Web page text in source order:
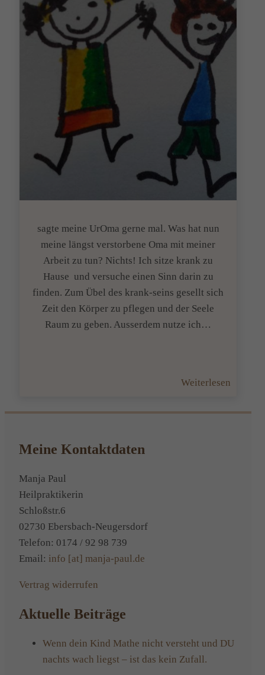
sagte meine UrOma gerne mal. Was hat nun
meine längst verstorbene Oma mit meiner
Arbeit zu tun? Nichts! Ich sitze krank zu
Hause und versuche einen Sinn darin zu
finden. Zum Übel des krank-seins gesellt sich
Zeit den Körper zu pflegen und der Seele
Raum zu geben. Ausserdem nutze ich…
Weiterlesen
Übel
Meine Kontaktdaten
Manja Paul
Heilpraktikerin
Schloßstr.6
02730 Ebersbach-Neugersdorf
Telefon: 0174 / 92 98 739
Email: info [at] manja-paul.de
Vertrag widerrufen
Aktuelle Beiträge
Wenn dein Kind Mathe nicht versteht und DU
nachts wach liegst – ist das kein Zufall.